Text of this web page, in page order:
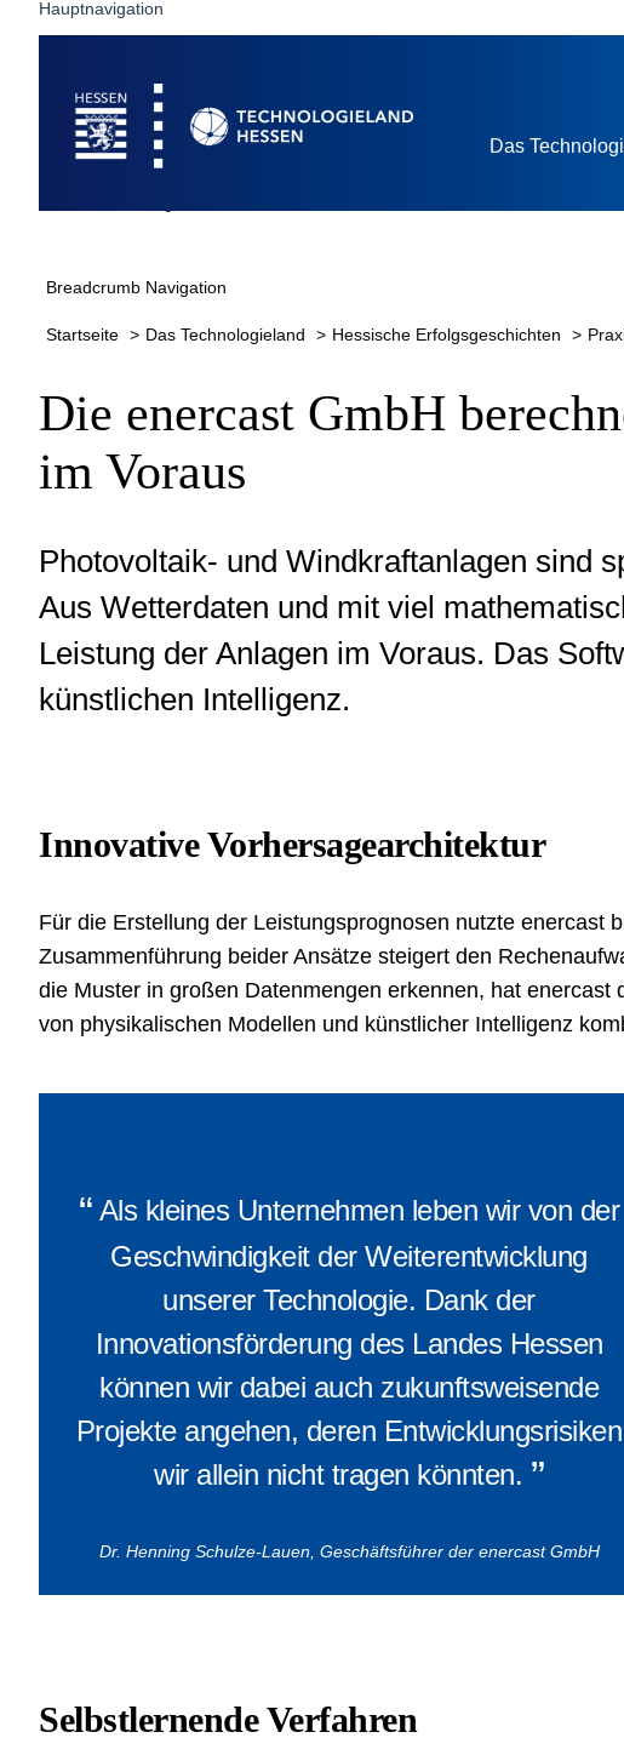
Hauptnavigation
Startseite
Das
Breadcrumb Navigation
Startseite Das Technologieland Hessische Erfolgsgeschichten
Die enercast GmbH
im Voraus
Photovoltaik- und Windkraftanlagen sind
Aus Wetterdaten und mit viel
Leistung der Anlagen im Voraus. Das
künstlichen Intelligenz.
Innovative Vorhersagearchitektur
Für die Erstellung der Leistungsprognosen nutzte enercast
Zusammenführung beider Ansätze steigert den
die Muster in großen Datenmengen erkennen, hat
von physikalischen Modellen und künstlicher Intelligenz
“ Als kleines Unternehmen leben wir von der
Geschwindigkeit der Weiterentwicklung
unserer Technologie. Dank der
Innovationsförderung des Landes Hessen
können wir dabei auch zukunftsweisende
Projekte angehen, deren Entwicklungsrisiken
wir allein nicht tragen könnten. ”
Dr. Henning Schulze-Lauen, Geschäftsführer der enercast GmbH
Selbstlernende Verfahren